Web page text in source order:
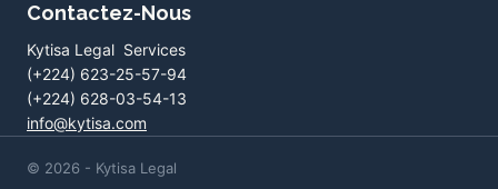
Contactez-Nous
Kytisa Legal Services
(+224) 623-25-57-94
(+224) 628-03-54-13
info@kytisa.com
© 2026 - Kytisa Legal